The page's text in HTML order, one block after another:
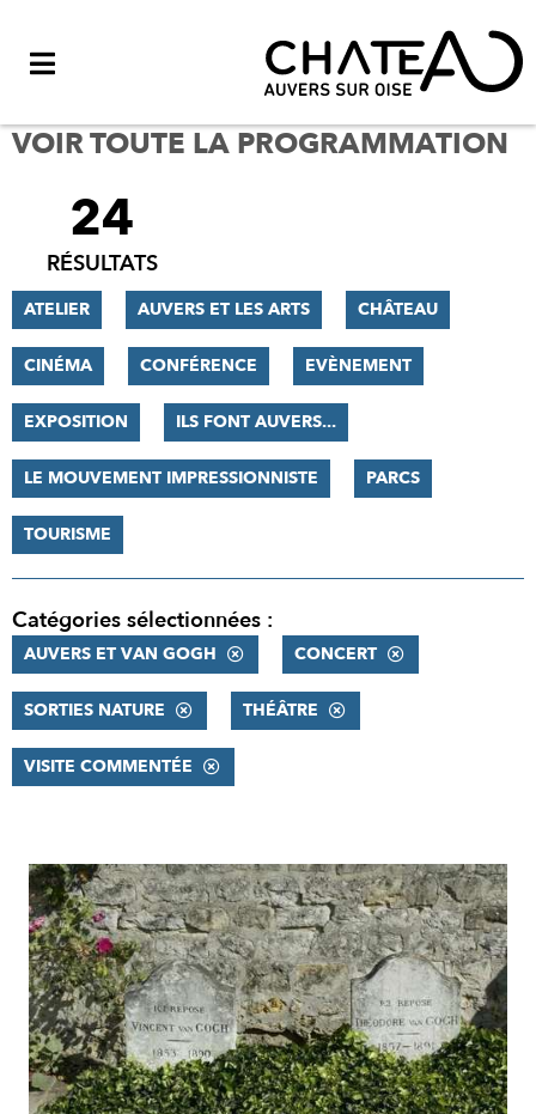
VOIR TOUTE LA PROGRAMMATION
FILTRER
RÉSULTATS
24
RÉSULTATS
ATELIER AUVERS ET LES ARTS CHÂTEAU
CINÉMA CONFÉRENCE EVÈNEMENT
EXPOSITION ILS FONT AUVERS...
LE MOUVEMENT IMPRESSIONNISTE PARCS
TOURISME
Catégories sélectionnées :
AUVERS ET VAN GOGH CONCERT
SORTIES NATURE THÉÂTRE
VISITE COMMENTÉE
RÉSULTATS